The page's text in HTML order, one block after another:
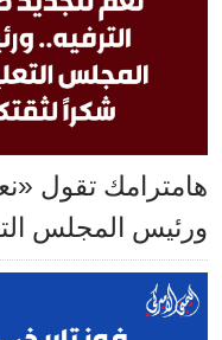
هامترامك تقول
ورئيس المجلس